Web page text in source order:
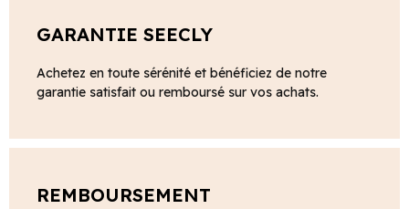
GARANTIE SEECLY
Achetez en toute sérénité et bénéficiez de notre
garantie satisfait ou remboursé sur vos achats.
REMBOURSEMENT